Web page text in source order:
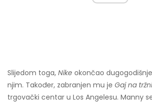
Slijedom toga, Nike okončao
njim. Također, zabranjen mu je Gaj na
trgovački centar u Los Angelesu. Manny